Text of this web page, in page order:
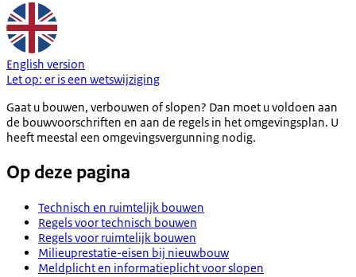
English version
Let op: er is een wetswijziging
Gaat u bouwen, verbouwen of slopen? Dan moet u voldoen aan
de bouwvoorschriften en aan de regels in het omgevingsplan. U
heeft meestal een omgevingsvergunning nodig.
Op deze pagina
Technisch en ruimtelijk bouwen
Regels voor technisch bouwen
Regels voor ruimtelijk bouwen
Milieuprestatie-eisen bij nieuwbouw
Meldplicht en informatieplicht voor slopen